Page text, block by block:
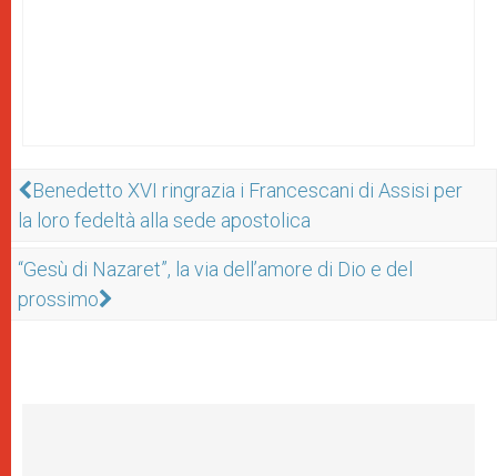
Benedetto XVI ringrazia i Francescani di Assisi per
la loro fedeltà alla sede apostolica
“Gesù di Nazaret”, la via dell’amore di Dio e del
prossimo